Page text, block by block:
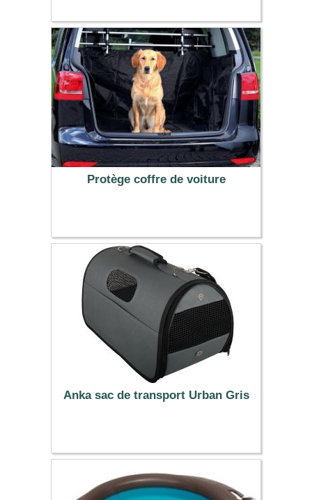
77.99 €
Protège coffre de voiture
29.99 €
Anka sac de transport Urban Gris
18.99 €